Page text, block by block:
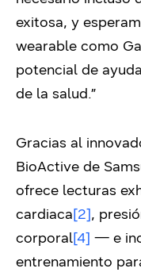
exitosa, y
wearable como
potencial de
de la salud.”
Gracias al
BioActive de
ofrece lecturas
cardiaca[2],
corporal[4] — e
entrenamiento